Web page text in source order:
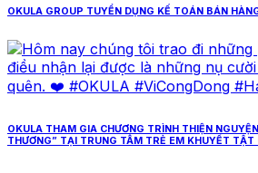
OKULA GROUP TUYỂN DỤNG KẾ TOÁN BÁN
OKULA THAM GIA CHƯƠNG TRÌNH THIỆN
THƯƠNG” TẠI TRUNG TÂM TRẺ EM KHUYẾT TẬT